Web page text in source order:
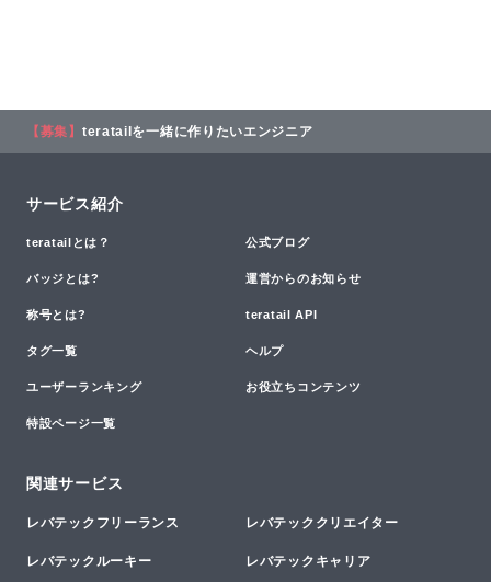
【募集】 teratailを一緒に作りたいエンジニア
サービス紹介
teratailとは？ 公式ブログ
バッジとは? 運営からのお知らせ
称号とは? teratail API
タグ一覧 ヘルプ
ユーザーランキング お役立ちコンテンツ
特設ページ一覧
関連サービス
レバテックフリーランス レバテッククリエイター
レバテックルーキー レバテックキャリア